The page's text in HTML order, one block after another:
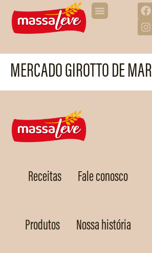
MERCADO GIROTTO DE
Receitas Fale conosco
Produtos Nossa história